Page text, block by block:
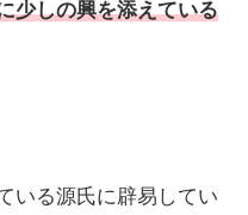
少しの興を添えている
いる源氏に辟易してい